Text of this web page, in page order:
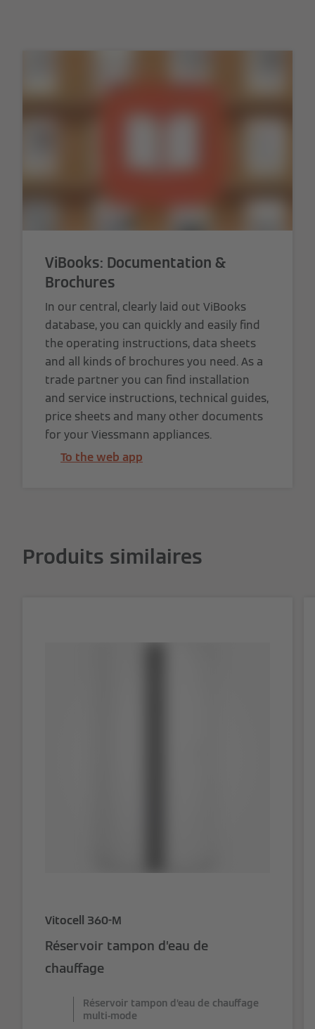
ViBooks: Documentation &
Brochures
In our central, clearly laid out ViBooks
database, you can quickly and easily find
the operating instructions, data sheets
and all kinds of brochures you need. As a
trade partner you can find installation
and service instructions, technical guides,
price sheets and many other documents
for your Viessmann appliances.
To the web app
Produits similaires
Vitocell 360-M
Réservoir tampon d’eau de
chauffage
Réservoir tampon d’eau de chauffage
multi-mode